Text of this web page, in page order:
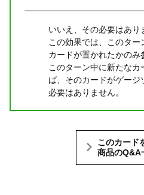
いいえ、その必要はあり
この効果では、このタ
カードが置かれたかのみ
このターン中に新たな
ば、そのカードがゲー
必要はありません。
このカード
商品のQ&A